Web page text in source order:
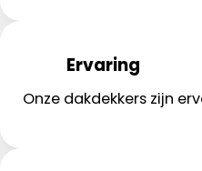
Ervaring
Onze dakdekkers zijn